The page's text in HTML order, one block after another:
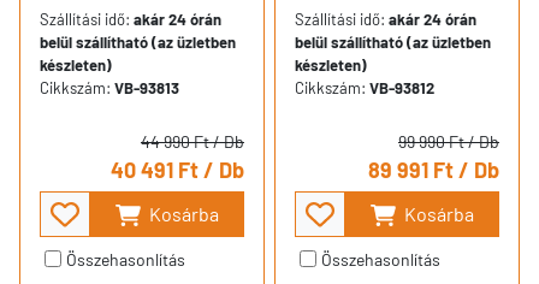
Szállítási idő: akár 24 órán
belül szállítható (az üzletben
készleten)
Cikkszám: VB-93813
44 990 Ft/ Db
40 491 Ft/ Db
Kosárba
Összehasonlítás
Szállítási idő: akár 24 órán
belül szállítható (az üzletben
készleten)
Cikkszám: VB-93812
99 990 Ft/ Db
89 991 Ft/ Db
Kosárba
Összehasonlítás